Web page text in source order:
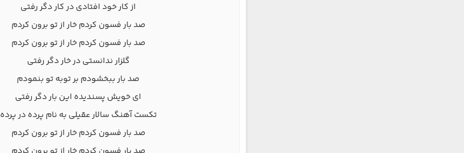
از کار خود افتادی در کار دگر رفتی
صد بار فسون کردم خار از تو برون کردم
صد بار فسون کردم خار از تو برون کردم
گلزار ندانستی در خار دگر رفتی
صد بار ببخشودم بر توبه تو بنمودم
ای خویش پسندیده این بار دگر رفتی
تکست آهنگ سالار عقیلی به نام پرده در پرده
صد بار فسون کردم خار از تو برون کردم